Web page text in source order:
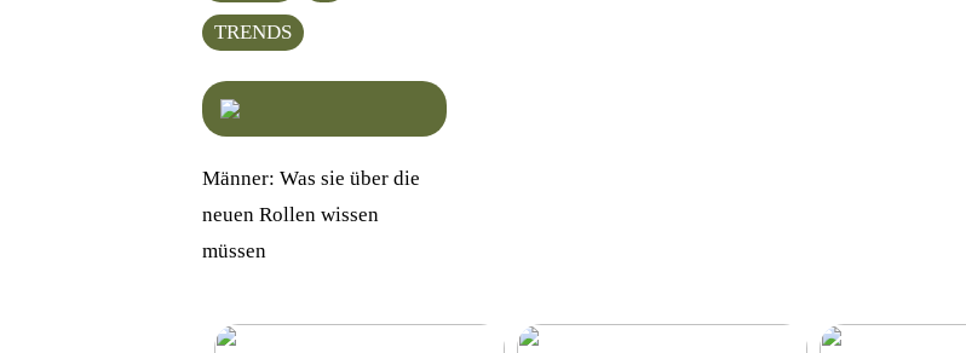
TRENDS
Männer: Was sie über die
neuen Rollen wissen
müssen